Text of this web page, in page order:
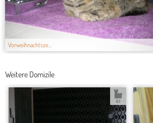
Vorweihnachtsze...
Weitere Domizile
0.1